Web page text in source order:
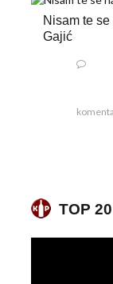
Nisam te
Gajić
TOP